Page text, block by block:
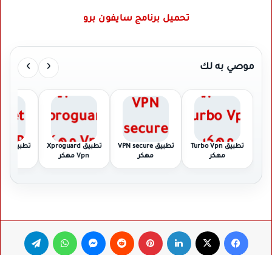
تحميل برنامج سايفون برو
موصي به لك ‹
›
تطبيق Turbo Vpn
مهكر
تطبيق VPN secure
مهكر
تطبيق Xproguard
Vpn مهكر
فيسبوك لينكدإن بينتيريست ماسنجر واتساب